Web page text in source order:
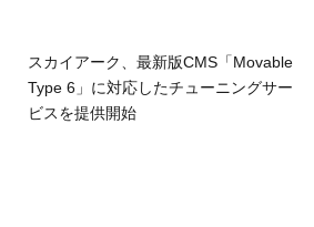
スカイアーク、最新版CMS「Movable
Type 6」に対応したチューニングサー
ビスを提供開始